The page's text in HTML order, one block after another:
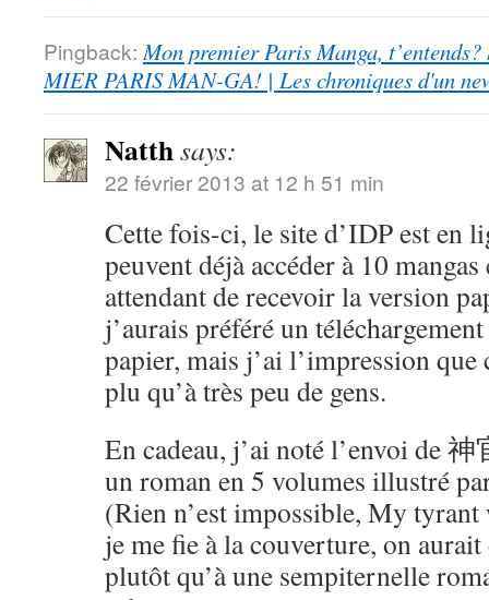
Pingback: Mon premier Paris Manga,
MIER PARIS MAN-GA! | Les chroniques d'un
Natthsays:
22 février 2013 at 12 h 51 min
Cette fois-ci, le site d’IDP est en
peuvent déjà accéder à 10
attendant de recevoir la version
j’aurais préféré un
papier, mais j’ai l’impression que
plu qu’à très peu de gens.
En cadeau, j’ai noté l’envoi de
un roman en 5 volumes illustré
(Rien n’est impossible, My
je me fie à la couverture, on
plutôt qu’à une sempiternelle